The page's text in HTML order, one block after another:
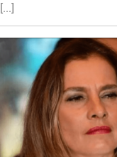
[...]